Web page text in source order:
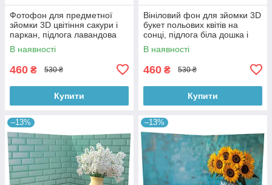
Фотофон для предметної
зйомки 3D цвітіння сакури і
паркан, підлога лавандова
дошка і дерево, 50×50 см,
№58616
В наявності
460 ₴ 530 ₴
Купити
Вініловий фон для зйомки 3D
букет польових квітів на
сонці, підлога біла дошка і
тепле дерево, 50×50 см,
№58617
В наявності
460 ₴ 530 ₴
Купити
–13% –13%